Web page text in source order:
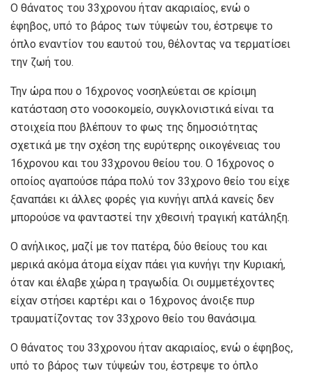
Ο θάνατος του 33χρονου ήταν ακαριαίος, ενώ ο
έφηβος, υπό το βάρος των τύψεών του, έστρεψε το
όπλο εναντίον του εαυτού του, θέλοντας να τερματίσει
την ζωή του.
Την ώρα που ο 16χρονος νοσηλεύεται σε κρίσιμη
κατάσταση στο νοσοκομείο, συγκλονιστικά είναι τα
στοιχεία που βλέπουν το φως της δημοσιότητας
σχετικά με την σχέση της ευρύτερης οικογένειας του
16χρονου και του 33χρονου θείου του. Ο 16χρονος ο
οποίος αγαπούσε πάρα πολύ τον 33χρονο θείο του είχε
ξαναπάει κι άλλες φορές για κυνήγι απλά κανείς δεν
μπορούσε να φανταστεί την χθεσινή τραγική κατάληξη.
Ο ανήλικος, μαζί με τον πατέρα, δύο θείους του και
μερικά ακόμα άτομα είχαν πάει για κυνήγι την Κυριακή,
όταν και έλαβε χώρα η τραγωδία. Οι συμμετέχοντες
είχαν στήσει καρτέρι και ο 16χρονος άνοιξε πυρ
τραυματίζοντας τον 33χρονο θείο του θανάσιμα.
Ο θάνατος του 33χρονου ήταν ακαριαίος, ενώ ο έφηβος,
υπό το βάρος των τύψεών του, έστρεψε το όπλο